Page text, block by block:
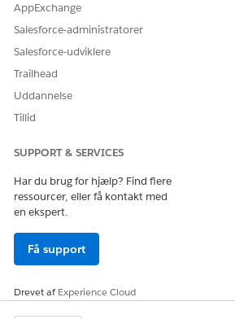
Den tilknyttede aktivstatus
Når medarbejderen har modtaget
Mark Fuldførelse modtaget
Når du afslutter bestillingen, falder
LØSTE DENNE ARTIKEL DIT
Giv os besked, så vi kan
Ja
AppExchange
Salesforce-administratorer
Salesforce-udviklere
Trailhead
Uddannelse
Tillid
SUPPORT & SERVICES
Har du brug for hjælp? Find flere
ressourcer, eller få kontakt med
en ekspert.
Få support
Drevet afExperience Cloud